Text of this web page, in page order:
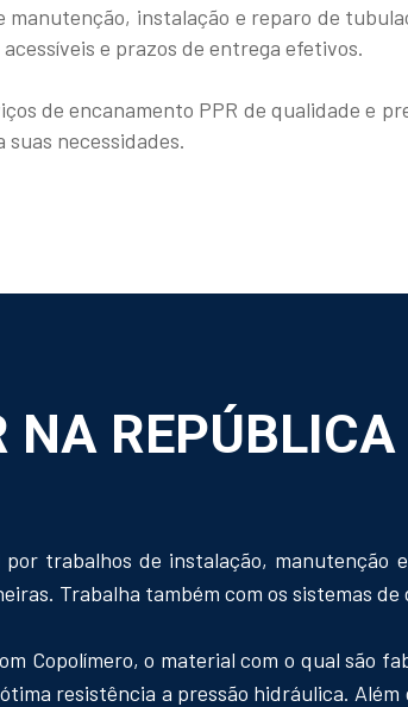
instalação e reparo de
e prazos de entrega efetivos.
de encanamento PPR de qualidade e
necessidades.
NA REPÚBLICA
trabalhos de instalação,
Trabalha também com os sistemas
Copolímero, o material com o qual são
resistência a pressão hidráulica.